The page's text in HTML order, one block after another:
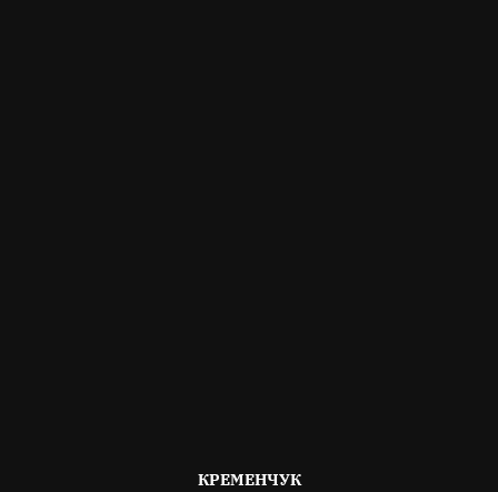
ОПУБЛІКОВАНО
КРЕМЕНЧУК